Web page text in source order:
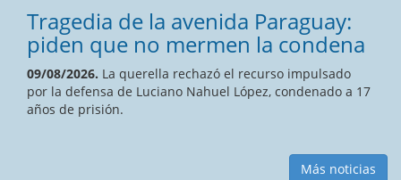
Tragedia de la avenida Paraguay:
piden que no mermen la condena
09/08/2026. La querella rechazó el recurso impulsado
por la defensa de Luciano Nahuel López, condenado a 17
años de prisión.
Más noticias